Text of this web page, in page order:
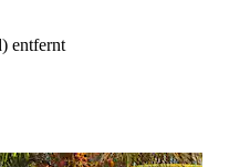
entfernt